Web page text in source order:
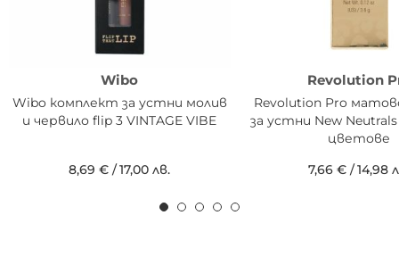
Wibo
Wibo комплект за устни молив
и червило flip 3 VINTAGE VIBE
8,69 € /17,00 лв.
Revolution
Revolution Pro
за устни New
цветове
7,66 € /14,98